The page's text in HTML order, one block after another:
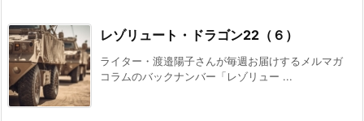
レゾリュート・ドラゴン22（６）
ライター・渡邉陽子さんが毎週お届けするメルマガ
コラムのバックナンバー「レゾリュー ...